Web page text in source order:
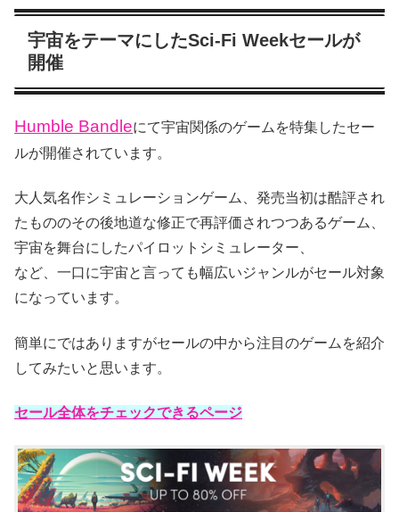
宇宙をテーマにしたSci-Fi Weekセールが
開催
Humble Bandleにて宇宙関係のゲームを特集したセー
ルが開催されています。
大人気名作シミュレーションゲーム、発売当初は酷評され
たもののその後地道な修正で再評価されつつあるゲーム、
宇宙を舞台にしたパイロットシミュレーター、
など、一口に宇宙と言っても幅広いジャンルがセール対象
になっています。
簡単にではありますがセールの中から注目のゲームを紹介
してみたいと思います。
セール全体をチェックできるページ